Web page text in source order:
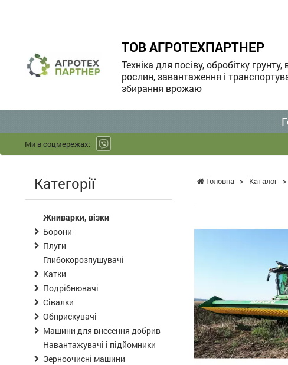
ТОВ АГРОТЕХПАРТНЕР
Техніка для посіву, обробітку
рослин, завантаження і
збирання врожаю
Ми в соцмережах:
Головна > Каталог >
Категорії
Жниварки, візки
Борони
Плуги
Глибокорозпушувачі
Катки
Подрібнювачі
Сівалки
Обприскувачі
Машини для внесення добрив
Навантажувачі і підйомники
Зерноочисні машини